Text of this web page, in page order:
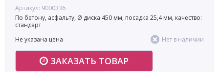
Артикул: 9000336
По бетону, асфальту, Ø диска 450 мм, посадка 25,4 мм, качество:
стандарт
Не указана цена
Нет в наличии
ЗАКАЗАТЬ ТОВАР